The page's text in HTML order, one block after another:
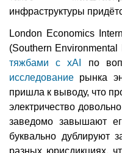
инфраструктуры
London Economics
(Southern
тяжбами с xAI
по
исследование рынка
пришла к выводу, что
электричество
заведомо завышают
буквально дублируют